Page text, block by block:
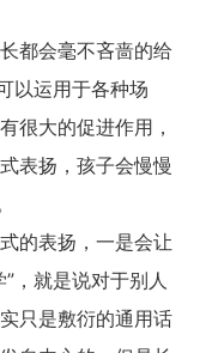
都会毫不吝啬的给
以运用于各种场
很大的促进作用，
表扬，孩子会慢慢
的表扬，一是会让
，就是说对于别人
只是敷衍的通用话